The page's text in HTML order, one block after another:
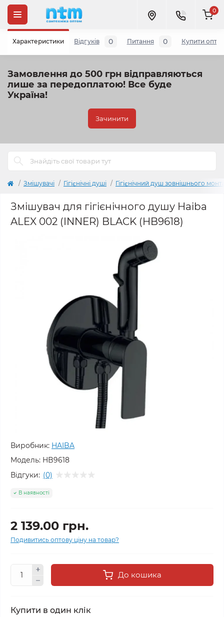
Замовлення до 500 грн відправляються
лише за передоплатою! Все буде
Україна!
Зачинити
0
Змішувачі Гігієнічні душі Гігієнічний душ зовнішнього
Змішувач для гігієнічного душу Haiba
ALEX 002 (INNER) BLACK (HB9618)
Виробник: HAIBA
Модель: HB9618
Відгуки: (0)
В наявності
2 139.00 грн.
Подивитись оптову ціну на товар?
До кошика
Купити в один клік
Характеристики Відгуків 0 Питання 0 Купити